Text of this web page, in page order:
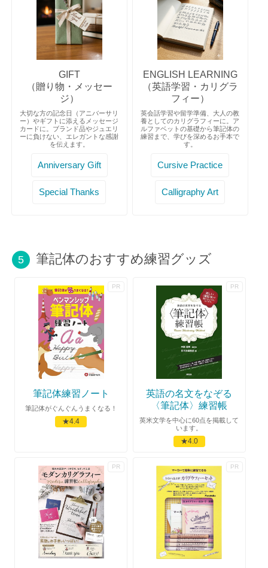
GIFT
（贈り物・メッセー
ジ）
大切な方の記念日（アニバーサリ
ー）やギフトに添えるメッセージ
カードに。ブランド品やジュエリ
ーに負けない、エレガントな感謝
を伝えます。
Anniversary Gift
Special Thanks
ENGLISH LEARNING
（英語学習・カリグラ
フィー）
英会話学習や留学準備、大人の教
養としてのカリグラフィーに。ア
ルファベットの基礎から筆記体の
練習まで、学びを深めるお手本で
す。
Cursive Practice
Calligraphy Art
5 筆記体のおすすめ練習グッズ
筆記体練習ノート
筆記体がぐんぐんうまくなる！
★4.4
英語の名文をなぞる
〈筆記体〉練習帳
英米文学を中心に60点を掲載して
います。
★4.0